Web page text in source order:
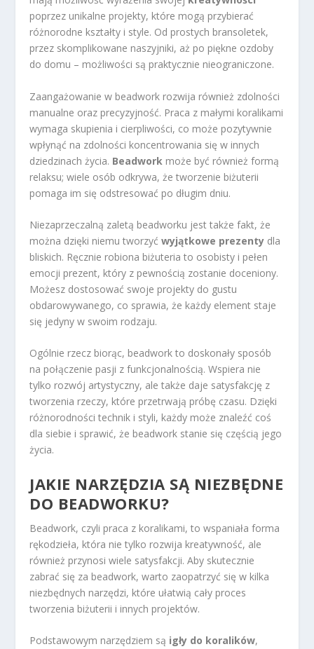
poprzez unikalne projekty, które mogą przybierać
różnorodne kształty i style. Od prostych bransoletek,
przez skomplikowane naszyjniki, aż po piękne ozdoby
do domu – możliwości są praktycznie nieograniczone.
Zaangażowanie w beadwork rozwija również zdolności
manualne oraz precyzyjność. Praca z małymi koralikami
wymaga skupienia i cierpliwości, co może pozytywnie
wpłynąć na zdolności koncentrowania się w innych
dziedzinach życia. Beadwork może być również formą
relaksu; wiele osób odkrywa, że tworzenie biżuterii
pomaga im się odstresować po długim dniu.
Niezaprzeczalną zaletą beadworku jest także fakt, że
można dzięki niemu tworzyćwyjątkowe prezenty dla
bliskich. Ręcznie robiona biżuteria to osobisty i pełen
emocji prezent, który z pewnością zostanie doceniony.
Możesz dostosować swoje projekty do gustu
obdarowywanego, co sprawia, że każdy element staje
się jedyny w swoim rodzaju.
Ogólnie rzecz biorąc, beadwork to doskonały sposób
na połączenie pasji z funkcjonalnością. Wspiera nie
tylko rozwój artystyczny, ale także daje satysfakcję z
tworzenia rzeczy, które przetrwają próbę czasu. Dzięki
różnorodności technik i styli, każdy może znaleźć coś
dla siebie i sprawić, że beadwork stanie się częścią jego
życia.
JAKIE NARZĘDZIA SĄ NIEZBĘDNE
DO BEADWORKU?
Beadwork, czyli praca z koralikami, to wspaniała forma
rękodzieła, która nie tylko rozwija kreatywność, ale
również przynosi wiele satysfakcji. Aby skutecznie
zabrać się za beadwork, warto zaopatrzyć się w kilka
niezbędnych narzędzi, które ułatwią cały proces
tworzenia biżuterii i innych projektów.
Podstawowym narzędziem są igły do koralików,